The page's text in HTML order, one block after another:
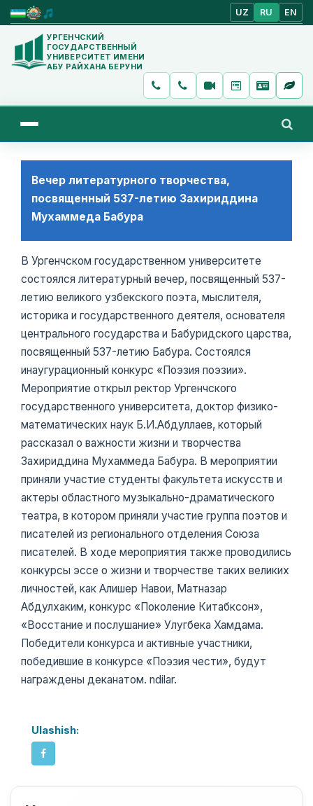
UZ RU EN
УРГЕНЧСКИЙ
ГОСУДАРСТВЕННЫЙ
УНИВЕРСИТЕТ ИМЕНИ
АБУ РАЙХАНА БЕРУНИ
Вечер литературного творчества,
посвященный 537-летию Захириддина
Мухаммеда Бабура
В Ургенчском государственном университете
состоялся литературный вечер, посвященный 537-
летию великого узбекского поэта, мыслителя,
историка и государственного деятеля, основателя
центрального государства и Бабуридского царства,
посвященный 537-летию Бабура. Состоялся
инаугурационный конкурс «Поэзия поэзии».
Мероприятие открыл ректор Ургенчского
государственного университета, доктор физико-
математических наук Б.И.Абдуллаев, который
рассказал о важности жизни и творчества
Захириддина Мухаммеда Бабура. В мероприятии
приняли участие студенты факультета искусств и
актеры областного музыкально-драматического
театра, в котором приняли участие группа поэтов и
писателей из регионального отделения Союза
писателей. В ходе мероприятия также проводились
конкурсы эссе о жизни и творчестве таких великих
личностей, как Алишер Навои, Матназар
Абдулхаким, конкурс «Поколение Китабксон»,
«Восстание и послушание» Улугбека Хамдама.
Победители конкурса и активные участники,
победившие в конкурсе «Поэзия чести», будут
награждены деканатом. ndilar.
Ulashish: